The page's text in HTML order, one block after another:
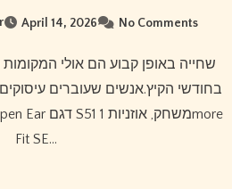
April 14, 2026 No Comments
שחייה באופן קבוע הם אולי המקומות הטובים ביותר רק לבידור
בחודשי הקיץ.אנשים שעוברים
Fit SE…